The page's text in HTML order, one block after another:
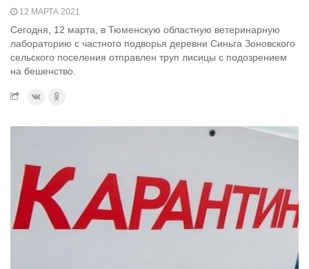
12 МАРТА 2021
Сегодня, 12 марта, в Тюменскую областную ветеринарную
лабораторию с частного подворья деревни Синьга Зоновского
сельского поселения отправлен труп лисицы с подозрением
на бешенство.